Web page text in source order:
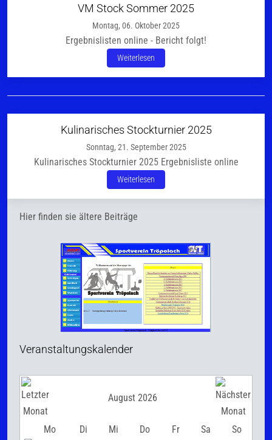
VM Stock Sommer 2025
Montag, 06. Oktober 2025
Ergebnislisten online - Bericht folgt!
Weiterlesen
Kulinarisches Stockturnier 2025
Sonntag, 21. September 2025
Kulinarisches Stockturnier 2025 Ergebnisliste online
Weiterlesen
Hier finden sie ältere Beiträge
Veranstaltungskalender
August 2026
Mo Di Mi Do Fr Sa So